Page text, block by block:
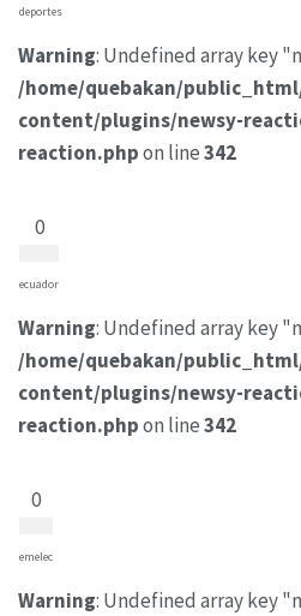
deportes
Warning: Undefined array key
/home/quebakan/
content/plugins/newsy-
reaction.phpon line342
0
ecuador
Warning: Undefined array key
/home/quebakan/
content/plugins/newsy-
reaction.phpon line342
0
emelec
Warning: Undefined array key